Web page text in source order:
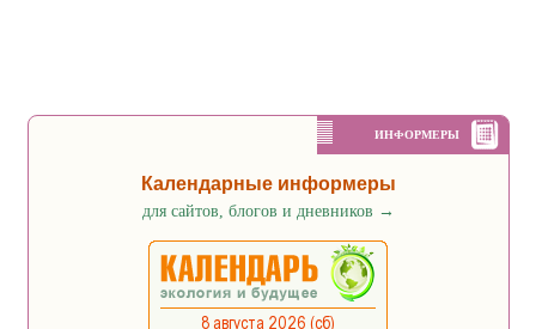
ИНФОРМЕРЫ
Календарные информеры
для сайтов, блогов и дневников →